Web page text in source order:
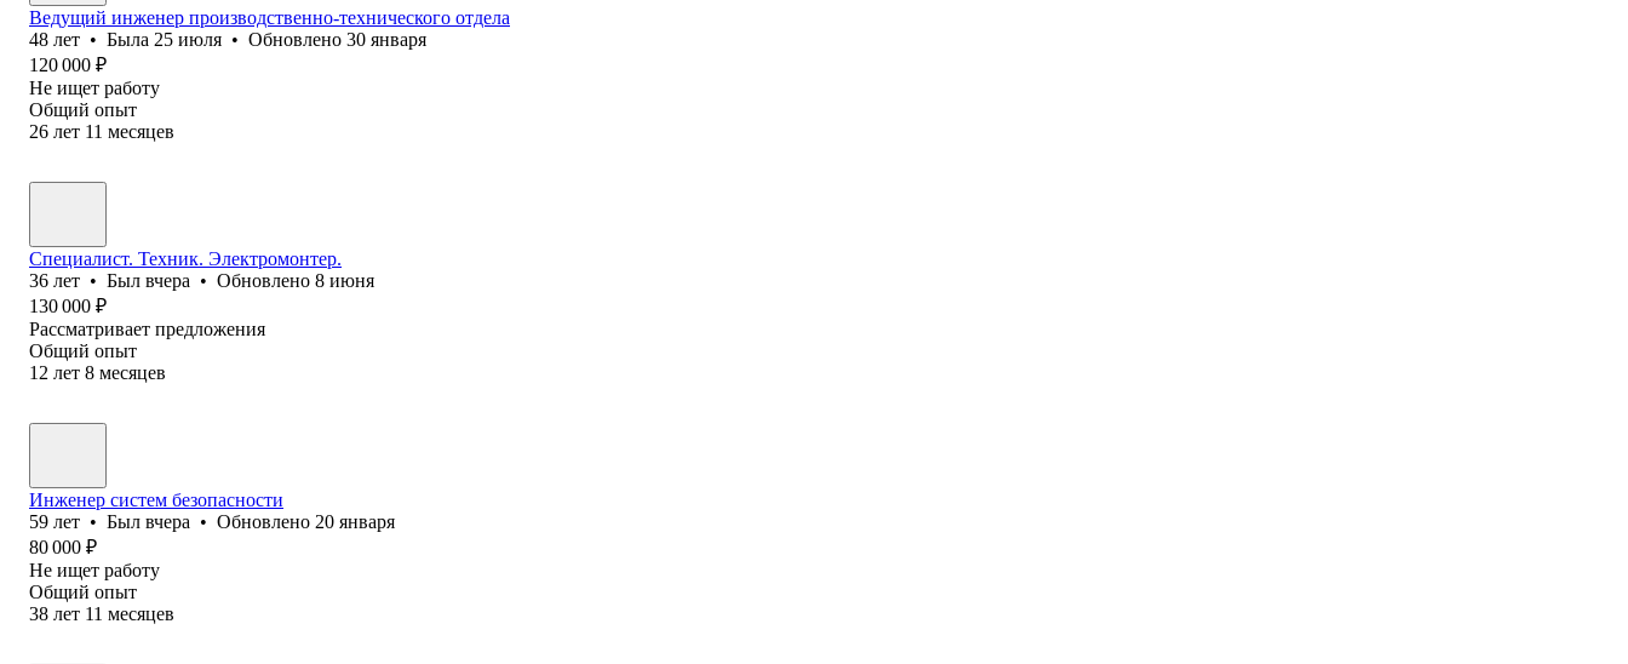
Ведущий инженер производственно-технического отдела
48 лет • Была 25 июля • Обновлено 30 января
120 000 ₽
Не ищет работу
Общий опыт
26 лет 11 месяцев
Специалист. Техник. Электромонтер.
36 лет • Был вчера • Обновлено 8 июня
130 000 ₽
Рассматривает предложения
Общий опыт
12 лет 8 месяцев
Инженер систем безопасности
59 лет • Был вчера • Обновлено 20 января
80 000 ₽
Не ищет работу
Общий опыт
38 лет 11 месяцев